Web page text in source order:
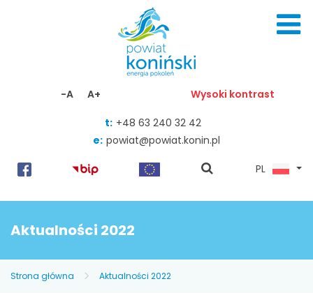
-A A+ Wysoki kontrast
t: +48 63 240 32 42
e: powiat@powiat.konin.pl
pokaż
PL
Aktualności 2022
Strona główna Aktualności 2022